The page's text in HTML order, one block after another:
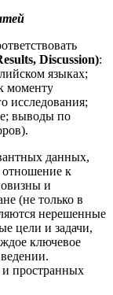
Discussion):
языках;
моменту
исследования;
выводы по
данных,
к
и
(не только в
нерешенные
цели и задачи,
ключевое
и пространных